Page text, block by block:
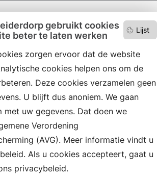
Lijst
gebruikt cookies
beter te laten werken
zorgen ervoor dat de website
cookies helpen ons om de
Deze cookies verzamelen geen
U blijft dus anoniem. We gaan
met uw gegevens. Dat doen we
Verordening
(AVG). Meer informatie vindt u
Als u cookies accepteert, gaat u
privacybeleid.